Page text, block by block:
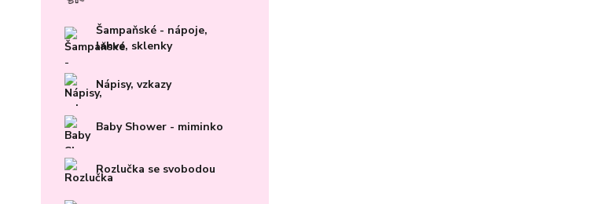
Šampaňské - nápoje,
lahve, sklenky
Nápisy, vzkazy
Baby Shower - miminko
Rozlučka se svobodou